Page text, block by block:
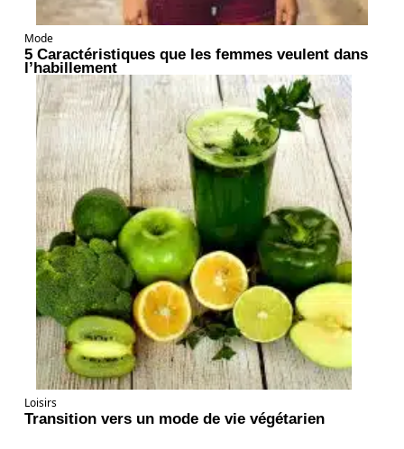
Mode
5 Caractéristiques que les femmes veulent dans
l’habillement
Loisirs
Transition vers un mode de vie végétarien